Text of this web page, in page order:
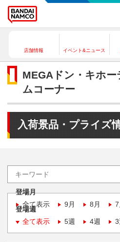
店舗情報 イベント&ニュース
MEGAドン・キホー
ムコーナー
入荷景品・プライズ
登場月
全て表示
9月 8月 7
登場週
全て表示
5週 4週 3